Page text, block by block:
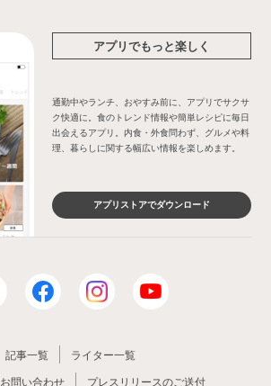
アプリでもっと楽しく
通勤中やランチ、おやすみ前に、アプリでサクサ
ク快適に。食のトレンド情報や簡単レシピに毎日
出会えるアプリ。内食・外食問わず、グルメや料
理、暮らしに関する幅広い情報を楽しめます。
アプリストアでダウンロード
記事一覧
ライター一覧
お問い合わせ プレスリリースのご送付